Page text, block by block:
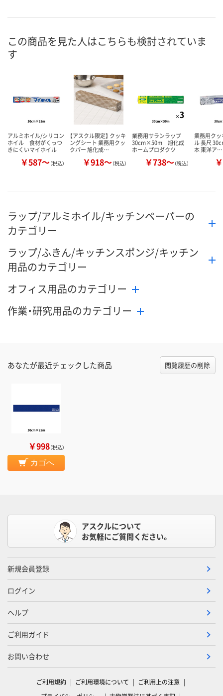
この商品を見た人はこちらも検討されていま
す
アルミホイル/シリコン
ホイル 食材がくっつ
きにくいマイホイル
￥587～（税込）
【アスクル限定】 クッキ
ングシート 業務用クッ
クパー 旭化成…
￥918～（税込）
業務用サランラップ
30cm×50m 旭化成
ホームプロダクツ
￥738～（税込）
業務用ク
ル 長尺
本 東洋ア…
ラップ/アルミホイル/キッチンペーパーの
カテゴリー
ラップ/ふきん/キッチンスポンジ/キッチン
用品のカテゴリー
オフィス用品のカテゴリー
作業・研究用品のカテゴリー
あなたが最近チェックした商品 閲覧履歴の削除
￥998（税込）
カゴへ
アスクルについて
お気軽にご質問ください。
新規会員登録
ログイン
ヘルプ
ご利用ガイド
お問い合わせ
ご利用規約 ご利用環境について
ご利用上の注意